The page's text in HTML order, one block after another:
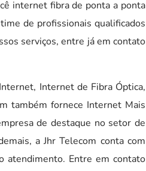
internet fibra de ponta a ponta
de profissionais qualificados
serviços, entre já em contato
Internet de Fibra Óptica,
também fornece Internet Mais
de destaque no setor de
a Jhr Telecom conta com
atendimento. Entre em contato